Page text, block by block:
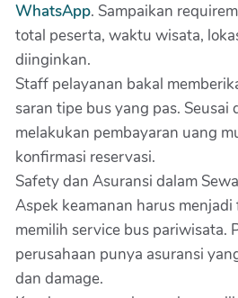
WhatsApp. Sampaikan
total peserta, waktu wisata,
diinginkan.
Staff pelayanan bakal
saran tipe bus yang pas. Seusai
melakukan pembayaran uang
konfirmasi reservasi.
Safety dan Asuransi dalam
Aspek keamanan harus
memilih service bus pariwisata.
perusahaan punya asuransi
dan damage.